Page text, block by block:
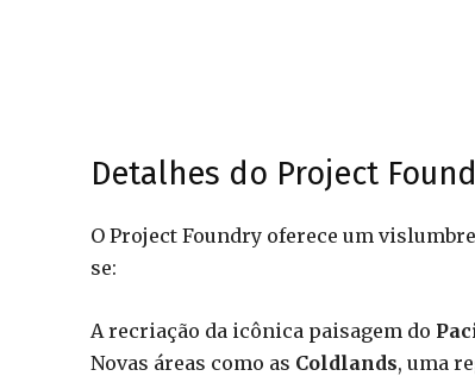
Detalhes do Project
O Project Foundry oferece um
se:
A recriação da icônica paisagem do
Novas áreas como as Coldlands, uma